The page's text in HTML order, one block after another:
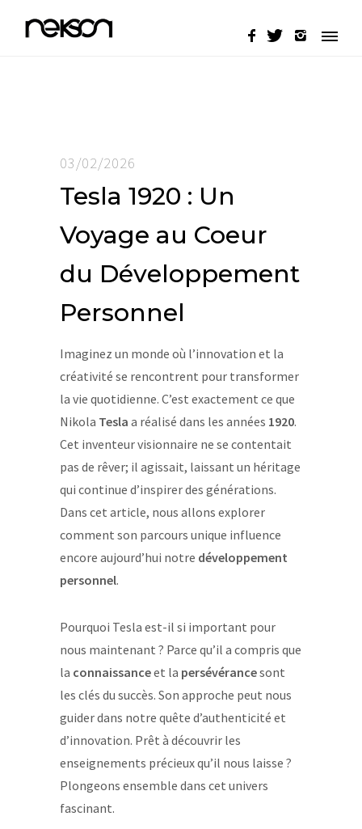
03/02/2026
Tesla 1920 : Un
Voyage au Coeur
du Développement
Personnel
Imaginez un monde où l’innovation et la
créativité se rencontrent pour transformer
la vie quotidienne. C’est exactement ce que
Nikola Tesla a réalisé dans les années 1920.
Cet inventeur visionnaire ne se contentait
pas de rêver; il agissait, laissant un héritage
qui continue d’inspirer des générations.
Dans cet article, nous allons explorer
comment son parcours unique influence
encore aujourd’hui notre développement
personnel.
Pourquoi Tesla est-il si important pour
nous maintenant ? Parce qu’il a compris que
la connaissanceet la persévérancesont
les clés du succès. Son approche peut nous
guider dans notre quête d’authenticité et
d’innovation. Prêt à découvrir les
enseignements précieux qu’il nous laisse ?
Plongeons ensemble dans cet univers
fascinant.